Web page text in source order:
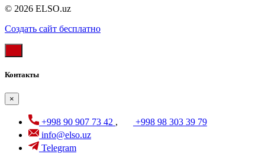
© 2026 ELSO.uz
Создать cайт бесплатно
Контакты
×
+998 90 907 73 42 ,
+998 98 303 39 79
info@elso.uz
Telegram